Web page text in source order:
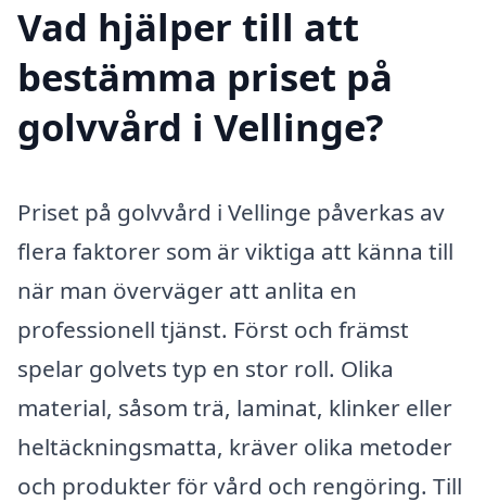
Vad hjälper till att
bestämma priset på
golvvård i Vellinge?
Priset på golvvård i Vellinge påverkas av
flera faktorer som är viktiga att känna till
när man överväger att anlita en
professionell tjänst. Först och främst
spelar golvets typ en stor roll. Olika
material, såsom trä, laminat, klinker eller
heltäckningsmatta, kräver olika metoder
och produkter för vård och rengöring. Till